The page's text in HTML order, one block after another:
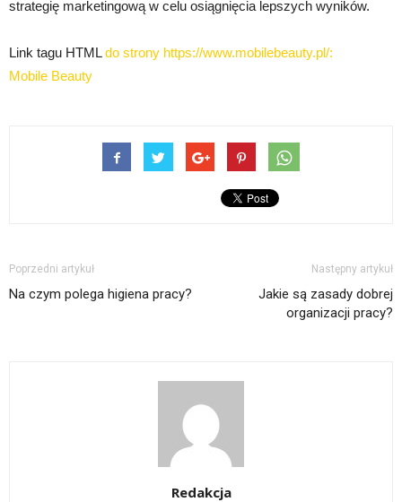
strategię marketingową w celu osiągnięcia lepszych wyników.
Link tagu HTMLdo strony https://www.mobilebeauty.pl/:
Mobile Beauty
Poprzedni artykuł
Na czym polega higiena pracy?
Następny artykuł
Jakie są zasady dobrej
organizacji pracy?
Redakcja